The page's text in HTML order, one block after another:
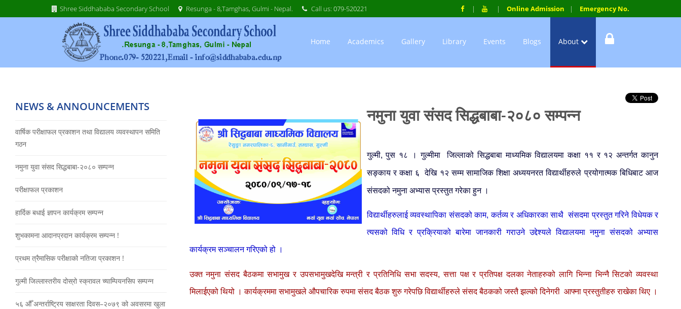
Shree Siddhababa Secondary School Resunga - 8,Tamghas, Gulmi - Nepal. Call us: 079-520221 Online Admission Emergency No.
Home Academics Gallery Library Events Blogs About
NEWS & ANNOUNCEMENTS
वार्षिक परीक्षाफल प्रकाशन तथा विद्यालय व्यवस्थापन समिति
गठन
नमुना युवा संसद सिद्धबाबा-२०८० सम्पन्न
परीक्षाफल प्रकाशन
हार्दिक बधाई ज्ञापन कार्यक्रम सम्पन्न
शुभकामना आदानप्रदान कार्यक्रम सम्पन्न !
प्रथम त्रैमासिक परीक्षाको नतिजा प्रकाशन !
गुल्मी जिल्लास्तरीय दोस्रो स्क्रावल च्याम्पियनसिप सम्पन्न
५६ औँ अन्तर्राष्ट्रिय साक्षरता दिवस–२०७९ को अवसरमा खुला
नमुना युवा संसद सिद्धबाबा-२०८० सम्पन्न
गुल्मी, पुस १८ । गुल्मीमा जिल्लाको सिद्धबाबा माध्यमिक विद्यालयमा कक्षा ११ र १२ अन्तर्गत कानुन
सङ्काय र कक्षा ६ देखि १२ सम्म सामाजिक शिक्षा अध्ययनरत विद्यार्थीहरुले प्रयोगात्मक बिधिबाट आज
संसदको नमुना अभ्यास प्रस्तुत गरेका हुन ।
विद्यार्थीहरुलाई व्यवस्थापिका संसदको काम, कर्तव्य र अधिकारका साथै संसदमा प्रस्तुत गरिने विधेयक र
त्यसको विधि र प्रक्रियाको बारेमा जानकारी गराउने उद्देश्यले विद्यालयमा नमुना संसदको अभ्यास
कार्यक्रम सञ्चालन गरिएको हो ।
उक्त नमुना संसद बैठकमा सभामुख र उपसभामुखदेखि मन्त्री र प्रतिनिधि सभा सदस्य, सत्ता पक्ष र प्रतिपक्ष दलका नेताहरुको लागि भिन्ना भिन्नै सिटको व्यवस्था
मिलाईएको थियो । कार्यक्रममा सभामुखले औपचारिक रुपमा संसद बैठक शुरु गरेपछि विद्यार्थीहरुले संसद बैठकको जस्तै झल्को दिनेगरी आफ्ना प्रस्तुतीहरु राखेका थिए ।